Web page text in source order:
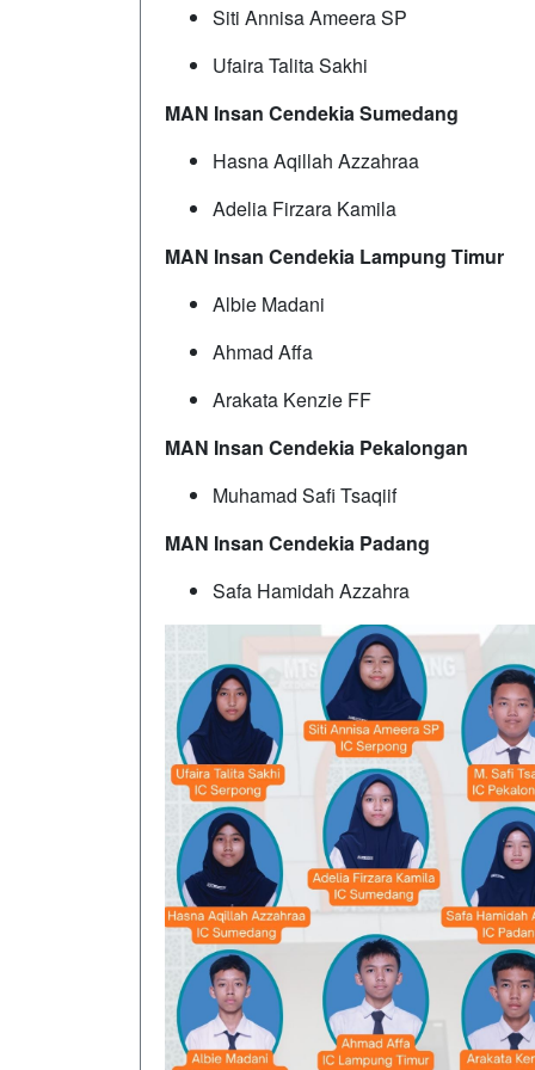
Siti Annisa Ameera SP
Ufaira Talita Sakhi
MAN Insan Cendekia Sumedang
Hasna Aqillah Azzahraa
Adelia Firzara Kamila
MAN Insan Cendekia Lampung Timur
Albie Madani
Ahmad Affa
Arakata Kenzie FF
MAN Insan Cendekia Pekalongan
Muhamad Safi Tsaqiif
MAN Insan Cendekia Padang
Safa Hamidah Azzahra